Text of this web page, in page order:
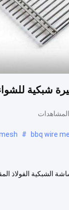
شبكية
bbq wire
#
الفولاذ